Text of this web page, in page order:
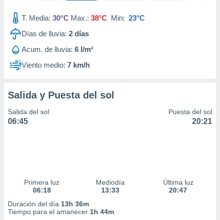
T. Media: 30°C Max.: 38°C Min: 23°C
Días de lluvia: 2 días
Acum. de lluvia: 6 l/m²
Viento medio: 7 km/h
Salida y Puesta del sol
Salida del sol
06:45
Puesta del sol
20:21
Primera luz
06:18
Mediodía
13:33
Última luz
20:47
Duración del día 13h 36m
Tiempo para el amanecer 1h 44m